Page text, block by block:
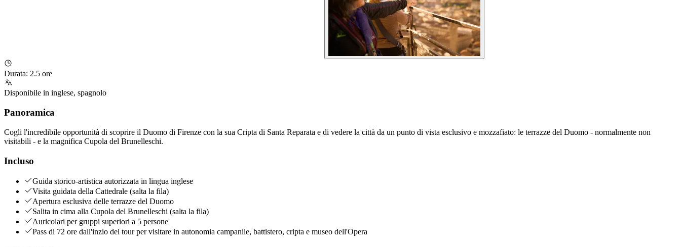
Durata: 2.5 ore
Disponibile in inglese, spagnolo
Panoramica
Cogli l'incredibile opportunità di scoprire il Duomo di Firenze con la sua Cripta di Santa Reparata e di vedere la città da un punto di vista esclusivo e mozzafiato: le terrazze del Duomo - normalmente non
visitabili - e la magnifica Cupola del Brunelleschi.
Incluso
Guida storico-artistica autorizzata in lingua inglese
Visita guidata della Cattedrale (salta la fila)
Apertura esclusiva delle terrazze del Duomo
Salita in cima alla Cupola del Brunelleschi (salta la fila)
Auricolari per gruppi superiori a 5 persone
Pass di 72 ore dall'inzio del tour per visitare in autonomia campanile, battistero, cripta e museo dell'Opera